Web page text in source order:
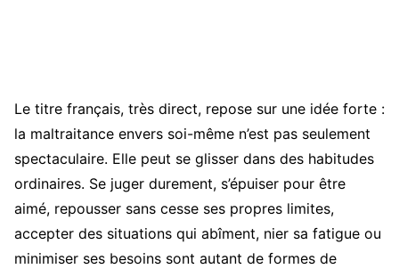
Le titre français, très direct, repose sur une idée forte :
la maltraitance envers soi-même n’est pas seulement
spectaculaire. Elle peut se glisser dans des habitudes
ordinaires. Se juger durement, s’épuiser pour être
aimé, repousser sans cesse ses propres limites,
accepter des situations qui abîment, nier sa fatigue ou
minimiser ses besoins sont autant de formes de